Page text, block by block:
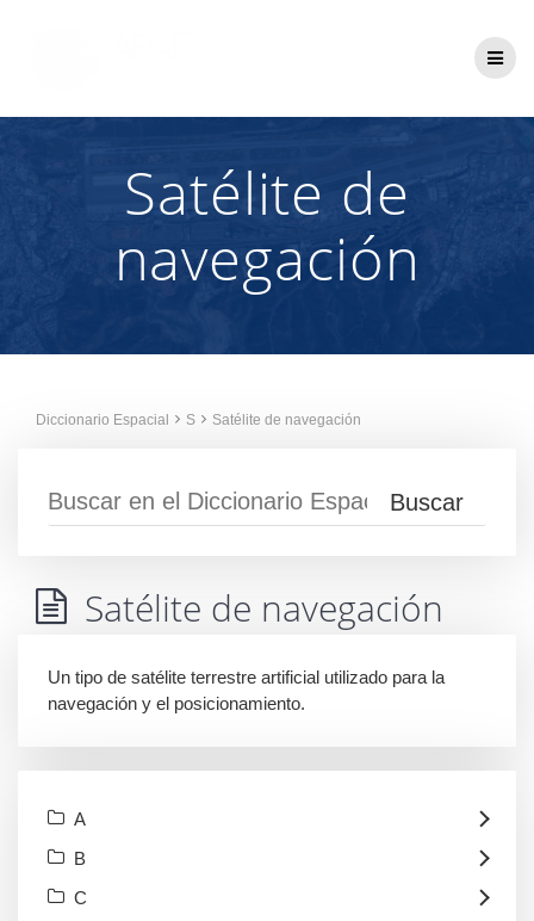
Satélite de
navegación
Diccionario Espacial S Satélite de navegación
Satélite de navegación
Un tipo de satélite terrestre artificial utilizado para la
navegación y el posicionamiento.
A
B
C